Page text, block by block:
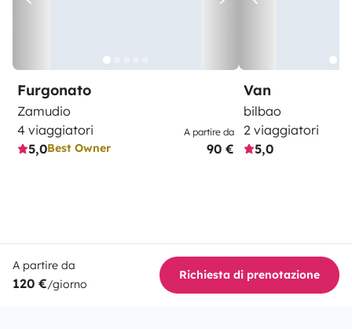
Furgonato
Zamudio
4 viaggiatori
5,0Best Owner
A partire da
90 €
Van
bilbao
2 viaggiatori
5,0
A partire da
120 €/giorno
Richiesta di prenotazione